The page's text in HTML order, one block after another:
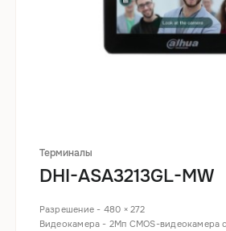
Терминалы
DHI-ASA3213GL-MW
Разрешение - 480 × 272
Видеокамера - 2Mп CMOS-видеокамера